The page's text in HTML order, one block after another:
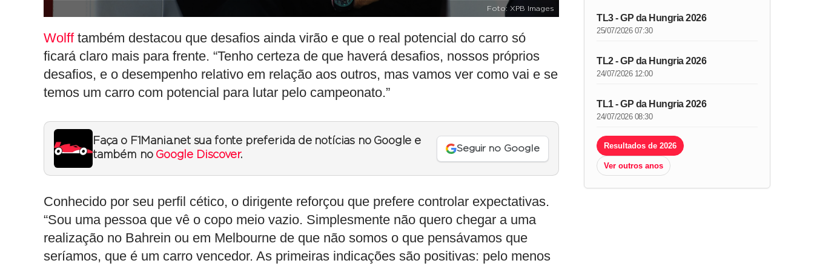
Foto: XPB Images
Wolfftambém destacou que desafios ainda virão e que o real potencial do carro só
ficará claro mais para frente. “Tenho certeza de que haverá desafios, nossos próprios
desafios, e o desempenho relativo em relação aos outros, mas vamos ver como vai e se
temos um carro com potencial para lutar pelo campeonato.”
Faça o F1Mania.net sua fonte preferida de notícias no Google e
também no Google Discover.
Seguir no Google
Conhecido por seu perfil cético, o dirigente reforçou que prefere controlar expectativas.
“Sou uma pessoa que vê o copo meio vazio. Simplesmente não quero chegar a uma
realização no Bahrein ou em Melbourne de que não somos o que pensávamos que
seríamos, que é um carro vencedor. As primeiras indicações são positivas: pelo menos
TL3 - GP da Hungria 2026
25/07/2026 07:30
TL2 - GP da Hungria 2026
24/07/2026 12:00
TL1 - GP da Hungria 2026
24/07/2026 08:30
Resultados de 2026
Ver outros anos